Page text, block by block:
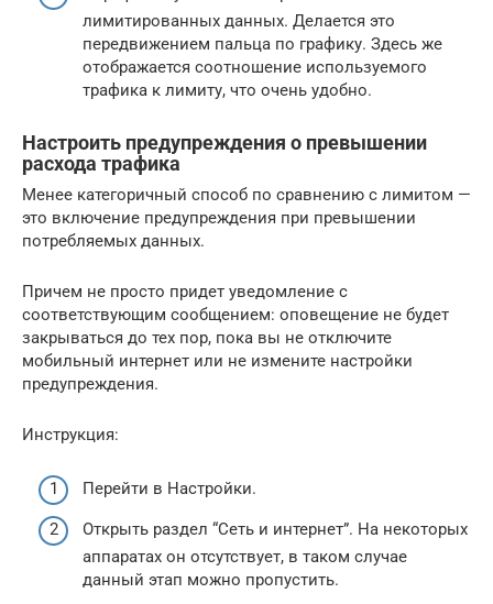
лимитированных данных. Делается это
передвижением пальца по графику. Здесь же
отображается соотношение используемого
трафика к лимиту, что очень удобно.
Настроить предупреждения о превышении
расхода трафика
Менее категоричный способ по сравнению с лимитом —
это включение предупреждения при превышении
потребляемых данных.
Причем не просто придет уведомление с
соответствующим сообщением: оповещение не будет
закрываться до тех пор, пока вы не отключите
мобильный интернет или не измените настройки
предупреждения.
Инструкция:
Перейти в Настройки.
Открыть раздел “Сеть и интернет”. На некоторых
аппаратах он отсутствует, в таком случае
данный этап можно пропустить.